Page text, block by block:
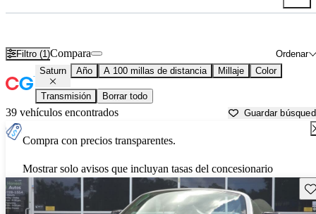
Filtro (1) Ordenar
Compara
Saturn Año A 100 millas de distancia Millaje Color
Transmisión Borrar todo
39 vehículos encontrados Guardar
Compra con precios transparentes.
Mostrar solo avisos que incluyan tasas del concesionario